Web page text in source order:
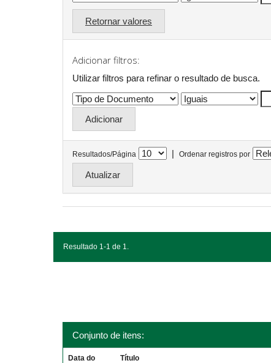
Retornar valores
Adicionar filtros:
Utilizar filtros para refinar o resultado de busca.
Resultados/Página | Ordenar registros por
Resultado 1-1 de 1.
Conjunto de itens:
Data do Título